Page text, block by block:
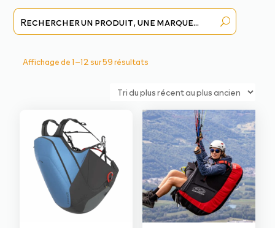
Affichage de 1–12 sur 59 résultats
récent
plus
ancien